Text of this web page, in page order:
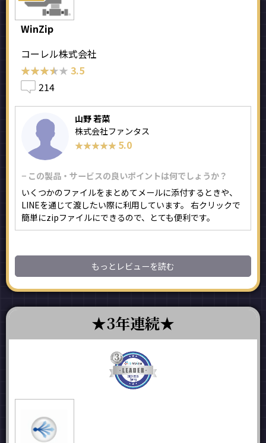
WinZip
コーレル株式会社
★★★★★
★★★★★ 3.5
214
山野 若菜
株式会社ファンタス
★★★★★
★★★★★ 5.0
− この製品・サービスの良いポイントは何でしょうか？
いくつかのファイルをまとめてメールに添付するときや、
LINEを通じて渡したい際に利用しています。 右クリックで
簡単にzipファイルにできるので、とても便利です。
もっとレビューを読む
3年連続